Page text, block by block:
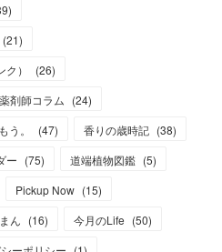
)
(21)
）
(26)
薬剤師コラム (24)
う。 (47) 香りの歳時記 (38)
ー (75) 道端植物図鑑 (5)
Pickup Now (15)
ん (16) 今月のLife (50)